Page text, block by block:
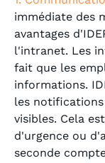
immédiate des
avantages
l'intranet. Les
fait que les
informations.
les
visibles. Cela
d'urgence ou
seconde